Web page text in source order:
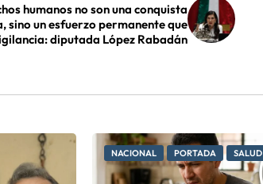
humanos no son una conquista
sino un esfuerzo permanente que
diputada López Rabadán
NACIONAL PORTADA SALUD